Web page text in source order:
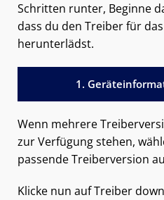
Schritten runter, Beginne
dass du den Treiber für
herunterlädst.
1.
Wenn mehrere
zur Verfügung stehen,
passende Treiberversion
Klicke nun auf Treiber